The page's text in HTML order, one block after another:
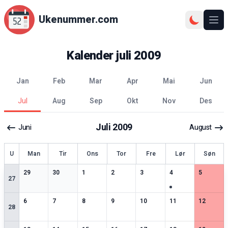
Ukenummer.com
Kalenderjuli 2009
jan feb mar apr mai
jun
jul
aug sep okt nov des
Juni Juli2009 August
Uke Man Tir Ons Tor Fre Lør Søn
27
29
2spesielle datoer
30
2spesielle datoer
12 spesielle datoer
2
3spesielle datoer
3
2spesielle datoer
4
3spesielle datoer
5
2
28
6
2spesielle datoer
7
3spesielle datoer
8
3spesielle datoer
9
3spesielle datoer
10
2spesielle datoer
11
2spesielle datoer
12
4